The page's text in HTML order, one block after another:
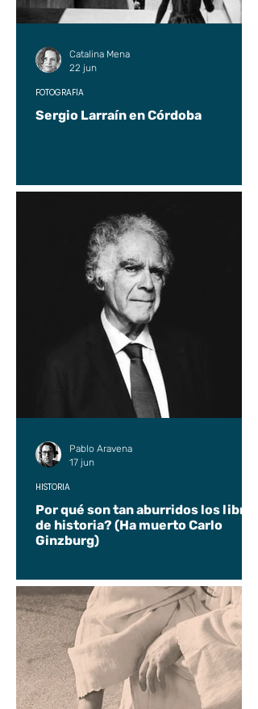
Sergio Larraín en Córdoba
FOTOGRAFÍA
Catalina Mena
22 jun
Por qué son tan aburridos los libros
de historia? (Ha muerto Carlo
Ginzburg)
HISTORIA
Pablo Aravena
17 jun